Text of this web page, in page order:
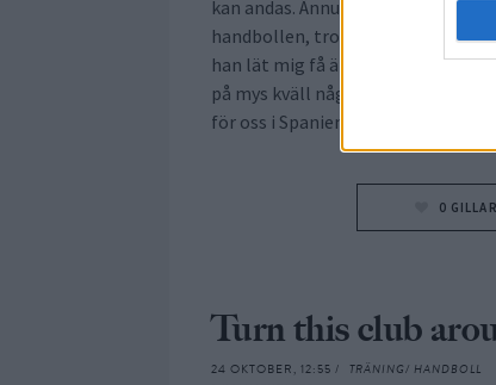
kan andas. Ännu fler veckor utav
handbollen, tror Gud har andra
han lät mig få ännu en seg skada.
på mys kväll någongång och
för oss i Spanien
0 GILLAR
Turn this club
24 OKTOBER, 12:55 / TRÄNING/ HANDBOLL